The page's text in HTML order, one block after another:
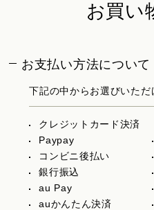
お買い
お支払い方法について
下記の中からお選びいただ
クレジットカード決済
Paypay
コンビニ後払い
銀行振込
au Pay
auかんたん決済